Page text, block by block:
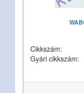
Cikkszám:
Gyári cikkszám: